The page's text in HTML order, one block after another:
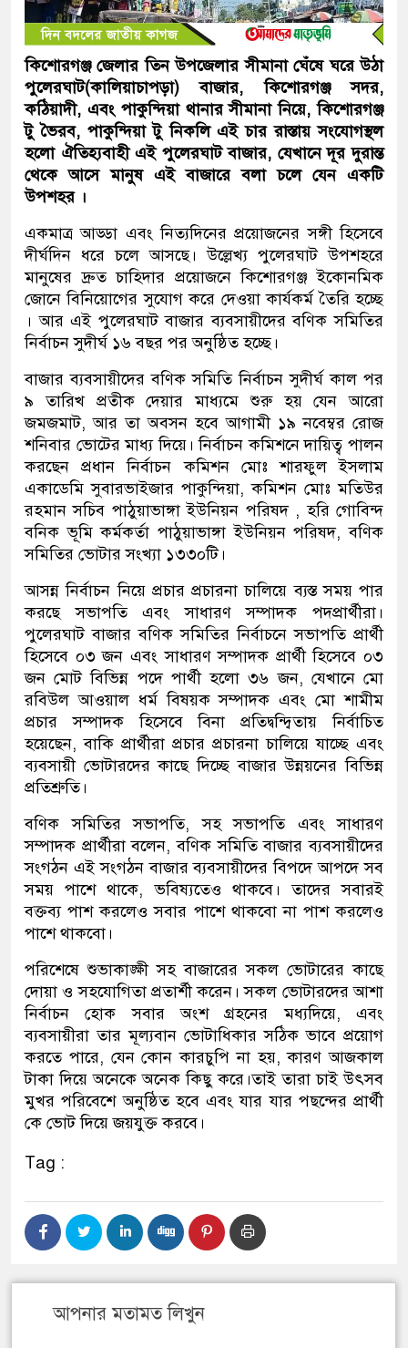
কিশোরগঞ্জ জেলার তিন উপজেলার সীমানা ঘেঁষে ঘরে উঠা
পুলেরঘাট(কালিয়াচাপড়া) বাজার, কিশোরগঞ্জ সদর,
কঠিয়াদী, এবং পাকুন্দিয়া থানার সীমানা নিয়ে, কিশোরগঞ্জ
টু ভৈরব, পাকুন্দিয়া টু নিকলি এই চার রাস্তায় সংযোগস্থল
হলো ঐতিহ্যবাহী এই পুলেরঘাট বাজার, যেখানে দূর দুরান্ত
থেকে আসে মানুষ এই বাজারে বলা চলে যেন একটি
উপশহর ।
একমাত্র আড্ডা এবং নিত্যদিনের প্রয়োজনের সঙ্গী হিসেবে
দীর্ঘদিন ধরে চলে আসছে। উল্লেখ্য পুলেরঘাট উপশহরে
মানুষের দ্রুত চাহিদার প্রয়োজনে কিশোরগঞ্জ ইকোনমিক
জোনে বিনিয়োগের সুযোগ করে দেওয়া কার্যকর্ম তৈরি হচ্ছে
। আর এই পুলেরঘাট বাজার ব্যবসায়ীদের বণিক সমিতির
নির্বাচন সুদীর্ঘ ১৬ বছর পর অনুষ্ঠিত হচ্ছে।
বাজার ব্যবসায়ীদের বণিক সমিতি নির্বাচন সুদীর্ঘ কাল পর
৯ তারিখ প্রতীক দেয়ার মাধ্যমে শুরু হয় যেন আরো
জমজমাট, আর তা অবসন হবে আগামী ১৯ নবেম্বর রোজ
শনিবার ভোটের মাধ্য দিয়ে। নির্বাচন কমিশনে দায়িত্ব পালন
করছেন প্রধান নির্বাচন কমিশন মোঃ শারফুল ইসলাম
একাডেমি সুবারভাইজার পাকুন্দিয়া, কমিশন মোঃ মতিউর
রহমান সচিব পাঠুয়াভাঙ্গা ইউনিয়ন পরিষদ , হরি গোবিন্দ
বনিক ভূমি কর্মকর্তা পাঠুয়াভাঙ্গা ইউনিয়ন পরিষদ, বণিক
সমিতির ভোটার সংখ্যা ১৩৩০টি।
আসন্ন নির্বাচন নিয়ে প্রচার প্রচারনা চালিয়ে ব্যস্ত সময় পার
করছে সভাপতি এবং সাধারণ সম্পাদক পদপ্রার্থীরা।
পুলেরঘাট বাজার বণিক সমিতির নির্বাচনে সভাপতি প্রার্থী
হিসেবে ০৩ জন এবং সাধারণ সম্পাদক প্রার্থী হিসেবে ০৩
জন মোট বিভিন্ন পদে পার্থী হলো ৩৬ জন, যেখানে মো
রবিউল আওয়াল ধর্ম বিষয়ক সম্পাদক এবং মো শামীম
প্রচার সম্পাদক হিসেবে বিনা প্রতিদ্বন্দ্বিতায় নির্বাচিত
হয়েছেন, বাকি প্রার্থীরা প্রচার প্রচারনা চালিয়ে যাচ্ছে এবং
ব্যবসায়ী ভোটারদের কাছে দিচ্ছে বাজার উন্নয়নের বিভিন্ন
প্রতিশ্রুতি।
বণিক সমিতির সভাপতি, সহ সভাপতি এবং সাধারণ
সম্পাদক প্রার্থীরা বলেন, বণিক সমিতি বাজার ব্যবসায়ীদের
সংগঠন এই সংগঠন বাজার ব্যবসায়ীদের বিপদে আপদে সব
সময় পাশে থাকে, ভবিষ্যতেও থাকবে। তাদের সবারই
বক্তব্য পাশ করলেও সবার পাশে থাকবো না পাশ করলেও
পাশে থাকবো।
পরিশেষে শুভাকাঙ্ক্ষী সহ বাজারের সকল ভোটারের কাছে
দোয়া ও সহযোগিতা প্রতার্শী করেন। সকল ভোটারদের আশা
নির্বাচন হোক সবার অংশ গ্রহনের মধ্যদিয়ে, এবং
ব্যবসায়ীরা তার মূল্যবান ভোটাধিকার সঠিক ভাবে প্রয়োগ
করতে পারে, যেন কোন কারচুপি না হয়, কারণ আজকাল
টাকা দিয়ে অনেকে অনেক কিছু করে।তাই তারা চাই উৎসব
মুখর পরিবেশে অনুষ্ঠিত হবে এবং যার যার পছন্দের প্রার্থী
কে ভোট দিয়ে জয়যুক্ত করবে।
Tag :
আপনার মতামত লিখুন